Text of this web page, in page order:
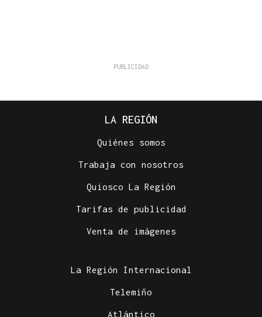
LA REGIÓN
Quiénes somos
Trabaja con nosotros
Quiosco La Región
Tarifas de publicidad
Venta de imágenes
La Región Internacional
Telemiño
Atlántico